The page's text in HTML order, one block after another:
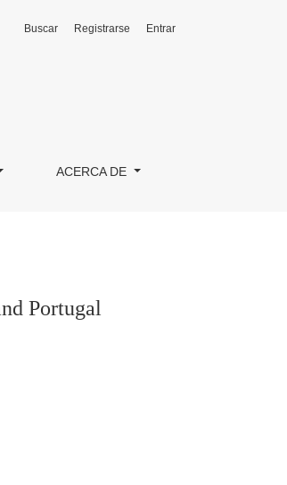
ACERCA DE
Buscar Registrarse Entrar
Portugal